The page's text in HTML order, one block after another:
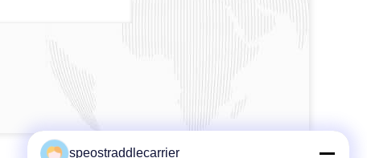
speostraddlecarrier